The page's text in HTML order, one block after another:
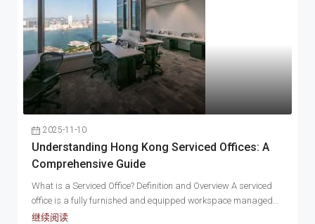
牆設計。最吸引人的是其租金優勢，可能是中環區甲級寫字樓
租金的60%-70% , 而且，不少乙級商廈擁有可開啟的窗戶或獨
立冷氣，這對於需要長時間加班的公司來說，是一個重要的優
勢。 至於丙級寫字樓，則是那些隱身於荷李活道或舊街區的大
廈，樓齡較舊，設施相對簡陋，甚至沒有中央冷氣，主要吸引
預算極其有限或只需商業登記地址的微型企業。 香港寫字樓出
租市場最新風向標 (2026) 根據業內人士發布的《2026 年香港
物業市場展望》報告，預測2026年甲級寫字樓租金按年下降
3%，但比2025年下半年跌勢有收窄現象，應該進入下跌週期的
企穩，具備溫和回升的條件。因此，如果準備租入中環寫字樓
的老闆們，就需要密切留意市況，把握機會租入心儀辦公室。
選擇甲級還是乙級寫字樓，並不單單是一個租金分別，而是一
個企業戰略級的選擇題。甲級寫字樓所提供的是身份地位、信
用、效率，因為租金較昂貴，也顯示貴公司有雄厚的財力及發
2025-11-10
Understanding Hong Kong Serviced Offices: A
Comprehensive Guide
What is a Serviced Office? Definition and Overview A serviced
office is a fully furnished and equipped workspace managed
by...
继续阅读